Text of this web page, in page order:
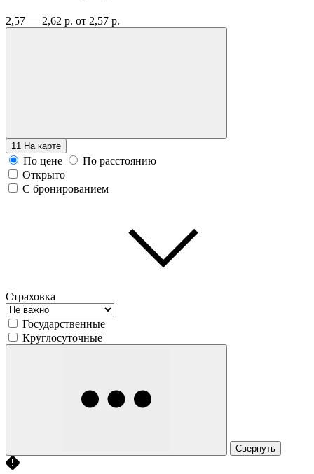
2,57 — 2,62 р. от 2,57 р.
11 На карте
По цене
По расстоянию
Открыто
С бронированием
Страховка
Государственные
Круглосуточные
Свернуть